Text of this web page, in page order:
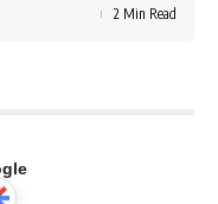
2 Min Read